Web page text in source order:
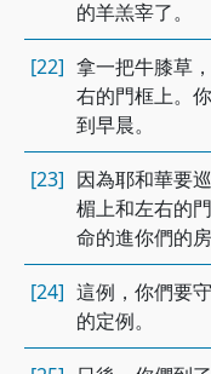
的羊羔宰了。
[22] 拿一把牛膝草
右的門框上。
到早晨。
[23] 因為耶和華要
楣上和左右的
命的進你們的
[24] 這例，你們要
的定例。